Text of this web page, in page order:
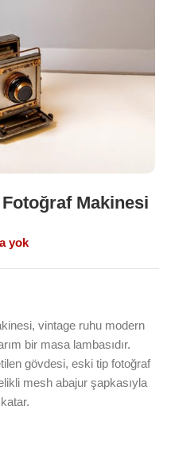
Makinesi
yok
vintage ruhu modern
bir masa lambasıdır.
gövdesi, eski tip fotoğraf
mesh abajur şapkasıyla